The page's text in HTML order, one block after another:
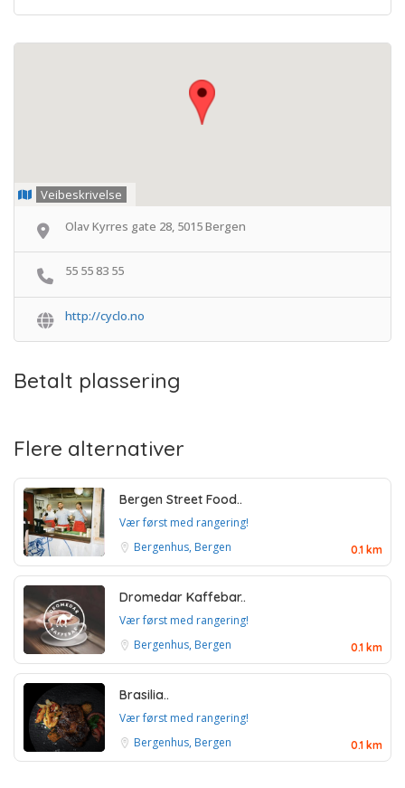
Veibeskrivelse
Olav Kyrres gate 28, 5015 Bergen
55 55 83 55
http://cyclo.no
Betalt plassering
Flere alternativer
Bergen Street Food..
Vær først med rangering!
Bergenhus, Bergen
0.1 km
Dromedar Kaffebar..
Vær først med rangering!
Bergenhus, Bergen
0.1 km
Brasilia..
Vær først med rangering!
Bergenhus, Bergen
0.1 km